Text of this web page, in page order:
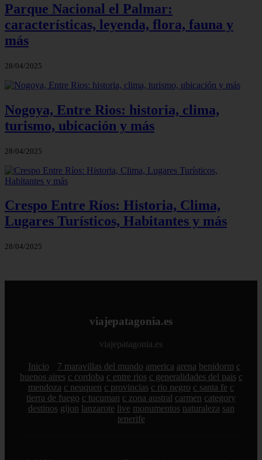
Parque Nacional el Palmar:
características, leyenda, flora, fauna y
más
28/04/2025
Nogoya, Entre Rios: historia, clima,
turismo, ubicación y más
28/04/2025
Crespo Entre Ríos: Historia, Clima,
Lugares Turísticos, Habitantes y más
28/04/2025
viajepatagonia.es
viajepatagonia.es
Inicio 7 maravillas del mundo america arena benidorm c
buenos aires c cordoba c entre rios c generalidades del pais c
mendoza c neuquen c provincias c rio negro c santa fe c
tierra de fuego c tucuman c zona austral carmen category
destinos gijon lanzarote live monumentos naturaleza san
tenerife